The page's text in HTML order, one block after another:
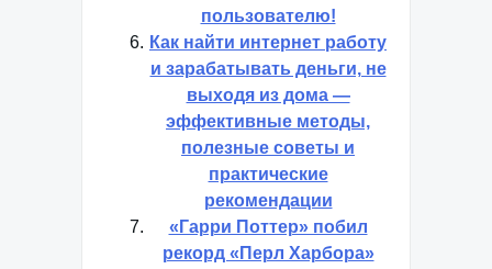
пользователю!
Как найти интернет работу
и зарабатывать деньги, не
выходя из дома —
эффективные методы,
полезные советы и
практические
рекомендации
«Гарри Поттер» побил
рекорд «Перл Харбора»